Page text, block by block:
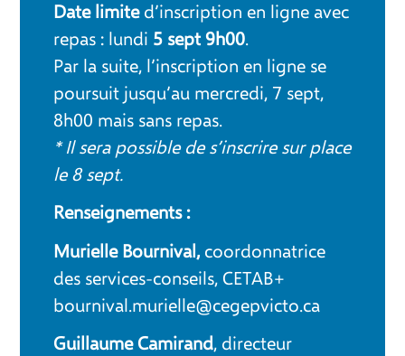
Date limited’inscription en ligne avec
repas : lundi 5 sept 9h00.
Par la suite, l’inscription en ligne se
poursuit jusqu’au mercredi, 7 sept,
8h00 mais sans repas.
* Il sera possible de s’inscrire sur place
le 8 sept.
Renseignements :
Murielle Bournival, coordonnatrice
des services-conseils, CETAB+
bournival.murielle@cegepvicto.ca
Guillaume Camirand, directeur